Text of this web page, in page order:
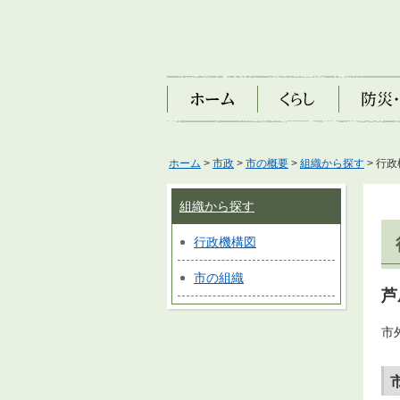
ホーム くらし 防災・安全
ホーム > 市政 > 市の概要 > 組織から探す > 行政
組織から探す
行政機構図
市の組織
市